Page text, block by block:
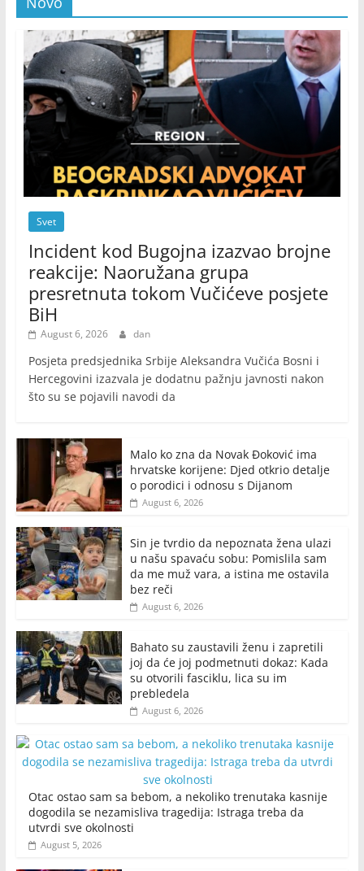
Svet
Incident kod Bugojna izazvao brojne
reakcije: Naoružana grupa
presretnuta tokom Vučićeve posjete
BiH
August 6, 2026 dan
Posjeta predsjednika Srbije Aleksandra Vučića Bosni i
Hercegovini izazvala je dodatnu pažnju javnosti nakon
što su se pojavili navodi da
Malo ko zna da Novak Đoković ima
hrvatske korijene: Djed otkrio detalje
o porodici i odnosu s Dijanom
August 6, 2026
Sin je tvrdio da nepoznata žena ulazi
u našu spavaću sobu: Pomislila sam
da me muž vara, a istina me ostavila
bez reči
August 6, 2026
Bahato su zaustavili ženu i zapretili
joj da će joj podmetnuti dokaz: Kada
su otvorili fasciklu, lica su im
prebledela
August 6, 2026
Otac ostao sam sa bebom, a nekoliko trenutaka kasnije
dogodila se nezamisliva tragedija: Istraga treba da
utvrdi sve okolnosti
August 5, 2026